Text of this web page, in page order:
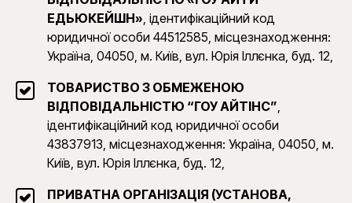
ЕДЬЮКЕЙШН», ідентифікаційний код
юридичної особи 44512585, місцезнаходження:
Україна, 04050, м. Київ, вул. Юрія Іллєнка, буд. 12,
ТОВАРИСТВО З ОБМЕЖЕНОЮ
ВІДПОВІДАЛЬНІСТЮ “ГОУ АЙТІНС”,
ідентифікаційний код юридичної особи
43837913, місцезнаходження: Україна, 04050, м.
Київ, вул. Юрія Іллєнка, буд. 12,
ПРИВАТНА ОРГАНІЗАЦІЯ (УСТАНОВА,